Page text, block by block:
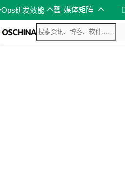
研发效能 媒体矩阵